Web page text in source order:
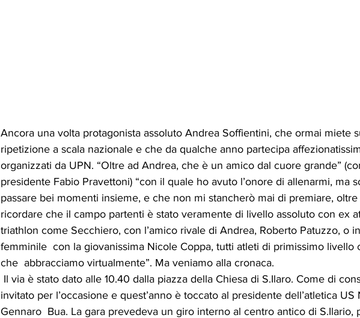
Ancora una volta protagonista assoluto Andrea Soffientini, che ormai miete
ripetizione a scala nazionale e che da qualche anno partecipa
organizzati da UPN. “Oltre ad Andrea, che è un amico dal cuore grande”
presidente Fabio Pravettoni) “con il quale ho avuto l’onore di allenarmi, ma
passare bei momenti insieme, e che non mi stancherò mai di premiare,
ricordare che il campo partenti è stato veramente di livello assoluto con ex
triathlon come Secchiero, con l’amico rivale di Andrea, Roberto Patuzzo, o
femminile  con la giovanissima Nicole Coppa, tutti atleti di primissimo livello
che  abbracciamo virtualmente”. Ma veniamo alla cronaca.
invitato per l’occasione e quest’anno è toccato al presidente dell’atletica US
Gennaro  Bua. La gara prevedeva un giro interno al centro antico di S.Ilario,